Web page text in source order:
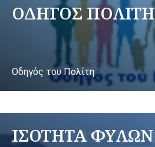
ΟΔΗΓΟΣ ΠΟΛΙΤΗ
Οδηγός του Πολίτη
ΙΣΟΤΗΤΑ ΦΥΛΩΝ